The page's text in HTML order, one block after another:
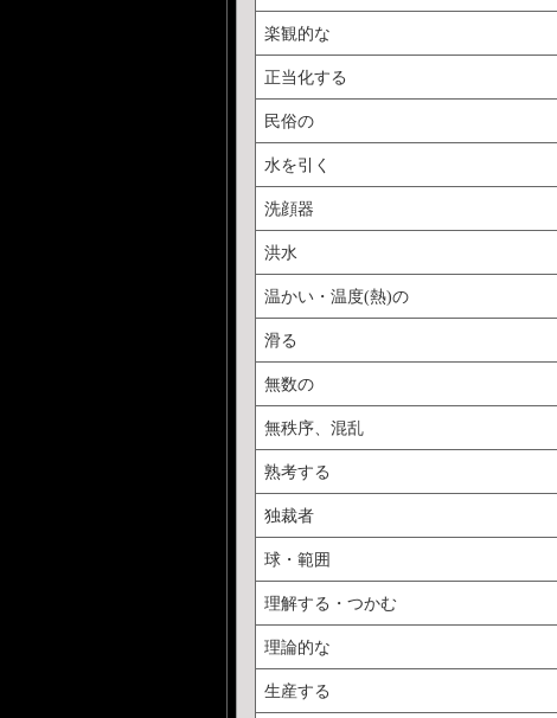
楽観的な
正当化する
民俗の
水を引く
洗顔器
洪水
温かい・温度(熱)の
滑る
無数の
無秩序、混乱
熟考する
独裁者
球・範囲
理解する・つかむ
理論的な
生産する